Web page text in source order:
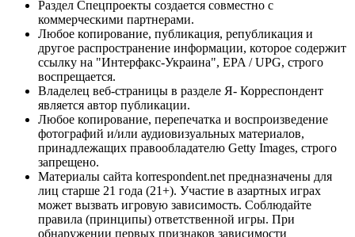
Раздел Спецпроекты создается совместно с
коммерческими партнерами.
Любое копирование, публикация, републикация и
другое распространение информации, которое содержит
ссылку на "Интерфакс-Украина", EPA / UPG, строго
воспрещается.
Владелец веб-страницы в разделе Я- Корреспондент
является автор публикации.
Любое копирование, перепечатка и воспроизведение
фотографий и/или аудиовизуальных материалов,
принадлежащих правообладателю Getty Images, строго
запрещено.
Материалы сайта korrespondent.net предназначены для
лиц старше 21 года (21+). Участие в азартных играх
может вызвать игровую зависимость. Соблюдайте
правила (принципы) ответственной игры. При
обнаружении первых признаков зависимости